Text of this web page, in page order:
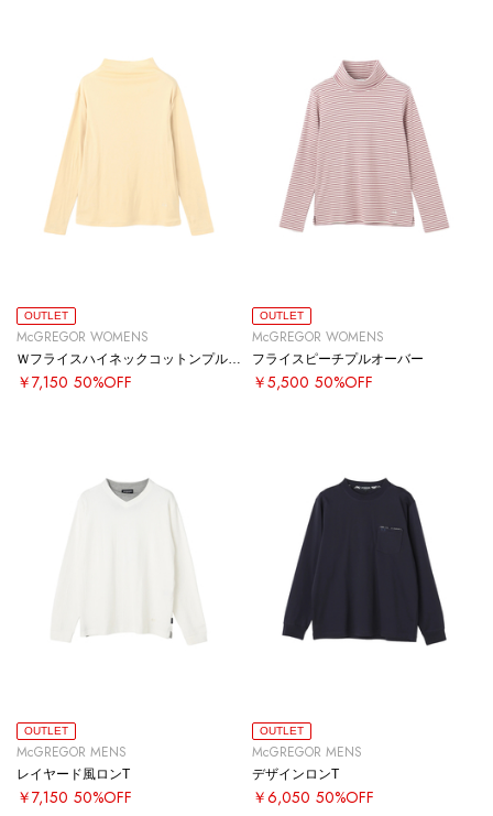
OUTLET
McGREGOR WOMENS
￥7,150 50%OFF
OUTLET
McGREGOR WOMENS
フライスピーチプルオーバー
￥5,500 50%OFF
OUTLET
McGREGOR MENS
レイヤード風ロンT
￥7,150 50%OFF
OUTLET
McGREGOR MENS
デザインロンT
￥6,050 50%OFF